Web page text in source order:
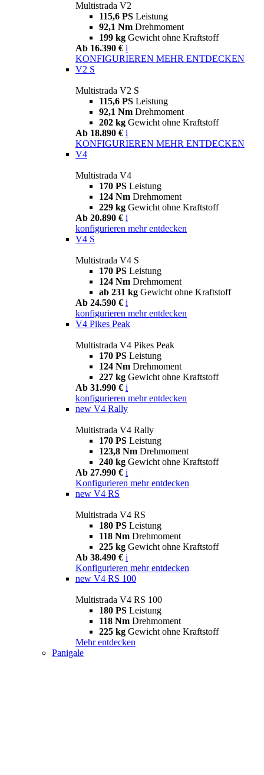
Multistrada V2
115,6 PS Leistung
92,1 Nm Drehmoment
199 kg Gewicht ohne Kraftstoff
Ab 16.390 € i
KONFIGURIEREN MEHR ENTDECKEN
V2 S
Multistrada V2 S
115,6 PS Leistung
92,1 Nm Drehmoment
202 kg Gewicht ohne Kraftstoff
Ab 18.890 € i
KONFIGURIEREN MEHR ENTDECKEN
V4
Multistrada V4
170 PS Leistung
124 Nm Drehmoment
229 kg Gewicht ohne Kraftstoff
Ab 20.890 € i
konfigurieren mehr entdecken
V4 S
Multistrada V4 S
170 PS Leistung
124 Nm Drehmoment
ab 231 kg Gewicht ohne Kraftstoff
Ab 24.590 € i
konfigurieren mehr entdecken
V4 Pikes Peak
Multistrada V4 Pikes Peak
170 PS Leistung
124 Nm Drehmoment
227 kg Gewicht ohne Kraftstoff
Ab 31.990 € i
konfigurieren mehr entdecken
new V4 Rally
Multistrada V4 Rally
170 PS Leistung
123,8 Nm Drehmoment
240 kg Gewicht ohne Kraftstoff
Ab 27.990 € i
Konfigurieren mehr entdecken
new V4 RS
Multistrada V4 RS
180 PS Leistung
118 Nm Drehmoment
225 kg Gewicht ohne Kraftstoff
Ab 38.490 € i
Konfigurieren mehr entdecken
new V4 RS 100
Multistrada V4 RS 100
180 PS Leistung
118 Nm Drehmoment
225 kg Gewicht ohne Kraftstoff
Mehr entdecken
Panigale